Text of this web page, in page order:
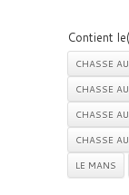
Contient
CHASSE
CHASSE
CHASSE
CHASSE
LE MANS